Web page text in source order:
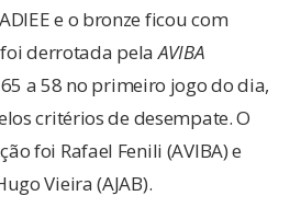
e o bronze ficou com
derrotada pelaAVIBA
a 58 no primeiro jogo do dia,
critérios de desempate. O
foi Rafael Fenili (AVIBA) e
Vieira (AJAB).